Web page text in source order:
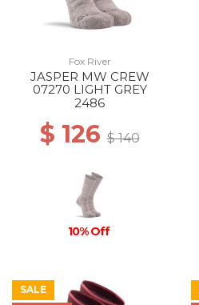
Fox River
JASPER MW CREW
07270 LIGHT GREY
2486
$ 126$ 140
10% Off
SALE